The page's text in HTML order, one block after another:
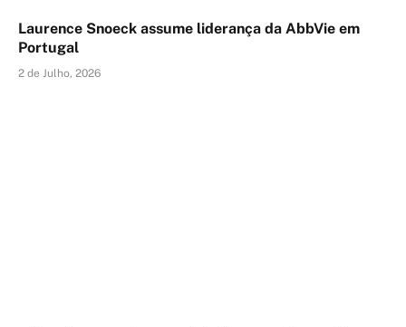
Laurence Snoeck assume liderança da AbbVie em
Portugal
2 de Julho, 2026